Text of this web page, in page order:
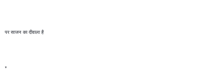
पर साजन का दीवाला है
*